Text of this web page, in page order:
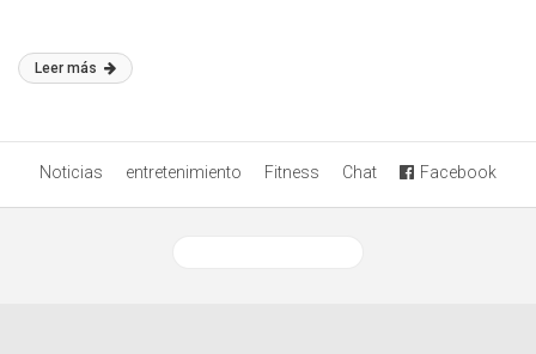
Leer más
Noticias entretenimiento Fitness Chat Facebook